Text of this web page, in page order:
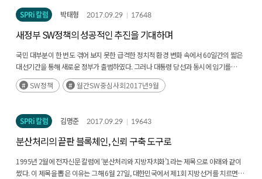
SPRi 칼럼 박태형 2017.09.29 17648
새정부 SW정책의 성공적인 추진을 기대하며
국민 대부분이 한 번도 겪어 보지 못한 급격한 정치적 환경 변화 속에서 60일간의 짧은
대선기간을 통해 새로운 정부가 출범하였다. 그러나 대통령 당선과 동시에 임기를
시작할 수밖에 없었던 새정부는 국민들과 국정운영 방향을 공유하는 데 어려움이
있었다. (후략)
SW정책 월간SW중심사회2017년9월
SPRi 칼럼 김명준 2017.09.29 19643
분산처리의 끝판 블록체인, 신뢰 구축 도구로
1995년 2월에 전자신문 칼럼에 ‘분산처리와 지방자치화’1라는 제목으로 아래와 같이
썼다. 이 제목을 뽑은 이유는 그해 6월 27일, 대한민국에서 제1회 지방선거를 치르면서